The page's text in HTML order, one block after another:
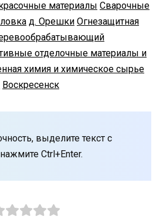
материалы Сварочные
д. Орешки Огнезащитная
отделочные материалы и
химия и химическое сырье
Воскресенск
выделите текст с
Ctrl+Enter.